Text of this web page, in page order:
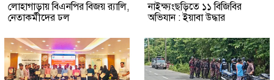
লোহাগাড়ায় বিএনপির বিজয় র‍্যালি,
নেতাকর্মীদের ঢল
নাইক্ষ্যংছড়িতে ১১ বিজিবির
অভিযান : ইয়াবা উদ্ধার